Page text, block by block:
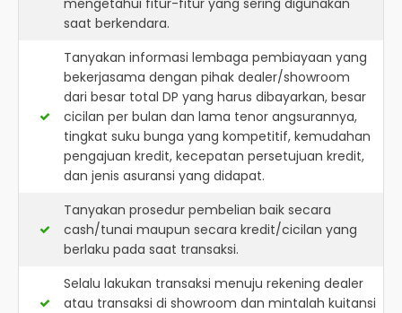
mengetahui fitur-fitur yang sering digunakan
saat berkendara.
Tanyakan informasi lembaga pembiayaan yang
bekerjasama dengan pihak dealer/showroom
dari besar total DP yang harus dibayarkan, besar
cicilan per bulan dan lama tenor angsurannya,
tingkat suku bunga yang kompetitif, kemudahan
pengajuan kredit, kecepatan persetujuan kredit,
dan jenis asuransi yang didapat.
Tanyakan prosedur pembelian baik secara
cash/tunai maupun secara kredit/cicilan yang
berlaku pada saat transaksi.
Selalu lakukan transaksi menuju rekening dealer
atau transaksi di showroom dan mintalah kuitansi